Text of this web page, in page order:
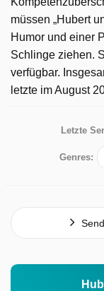
müssen „Hubert
Humor und einer
Schlinge ziehen.
verfügbar.
letzte im August
Letzte
Genres: